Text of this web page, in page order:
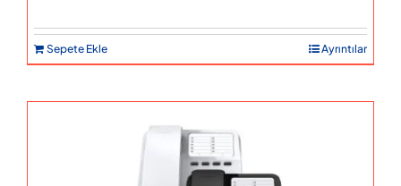
Sepete Ekle Ayrıntılar